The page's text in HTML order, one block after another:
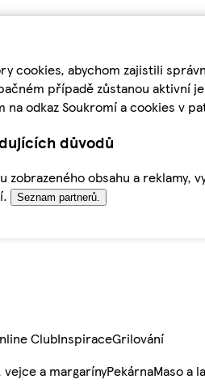
cookies, abychom zajistili
případě zůstanou
na odkaz Soukromí a cookies v
důvodů
obsahu a
Seznam partnerů.
ClubInspiraceGrilování
vejce a margarínyPekárnaMaso a